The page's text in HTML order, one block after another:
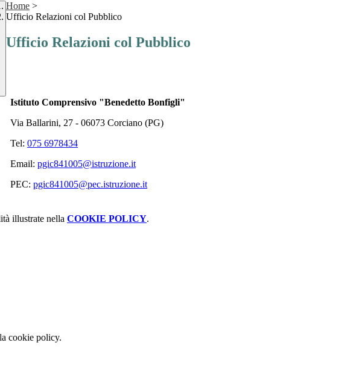
Home >
Ufficio Relazioni col Pubblico
Ufficio Relazioni col Pubblico
Istituto Comprensivo "Benedetto Bonfigli"
Via Ballarini, 27 - 06073 Corciano (PG)
Tel: 075 6978434
Email: pgic841005@istruzione.it
PEC: pgic841005@pec.istruzione.it
illustrate nella COOKIE POLICY.
cookie policy.